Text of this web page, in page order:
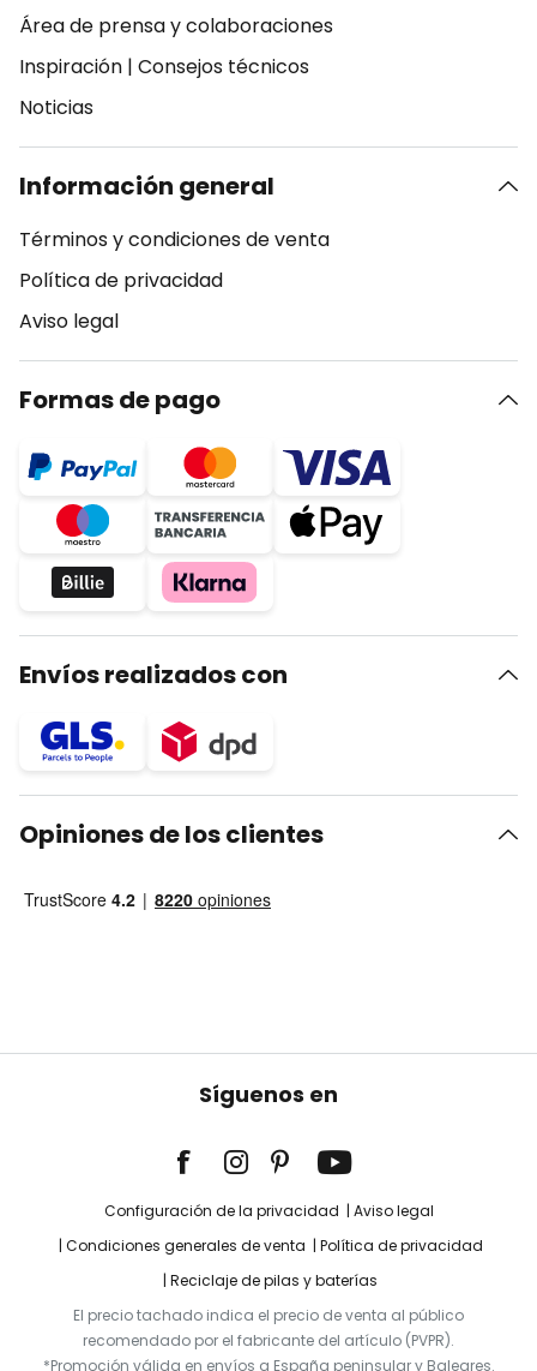
Área de prensa y colaboraciones
Inspiración | Consejos técnicos
Noticias
Información general
Términos y condiciones de venta
Política de privacidad
Aviso legal
Formas de pago
Envíos realizados con
Opiniones de los clientes
Síguenos en
Configuración de la privacidad
Aviso legal
Condiciones generales de venta
Política de privacidad
Reciclaje de pilas y baterías
El precio tachado indica el precio de venta al público
recomendado por el fabricante del artículo (PVPR).
*Promoción válida en envíos a España peninsular y Baleares.